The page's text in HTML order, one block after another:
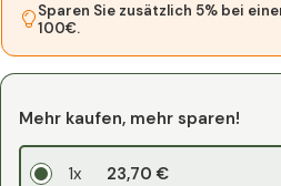
Sparen Sie zusätzlich 5% bei
100€.
Mehr kaufen, mehr sparen!
1x 23,70 €